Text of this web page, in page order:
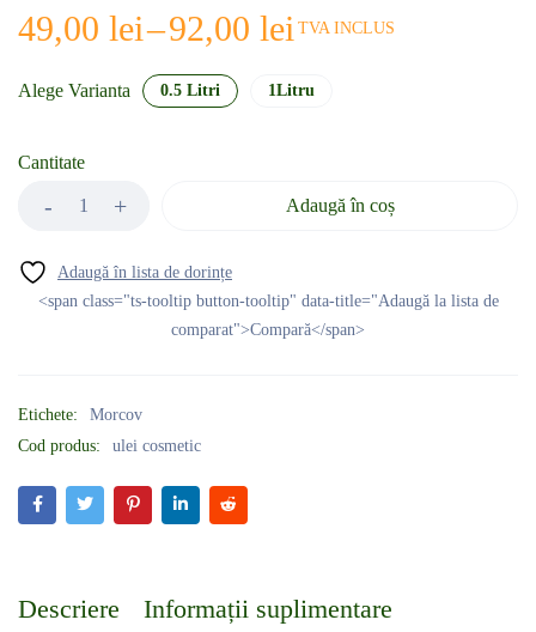
49,00 lei–92,00 lei TVA INCLUS
Alege Varianta 0.5 Litri 1Litru
Cantitate
Adaugă în coș
<span class="ts-tooltip button-tooltip" data-title="Adaugă la lista de
comparat">Compară</span>
Etichete:
Morcov
Cod produs:
ulei cosmetic
Descriere
Informații suplimentare